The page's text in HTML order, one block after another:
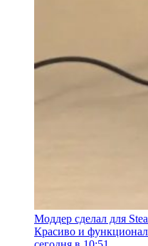
Моддер сделал для
Красиво и